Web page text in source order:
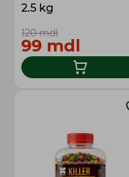
2.5 kg
120 mdl
99 mdl